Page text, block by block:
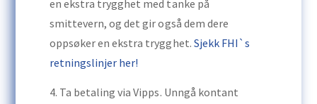
en ekstra trygghet med tanke på
smittevern, og det gir også dem dere
oppsøker en ekstra trygghet. Sjekk FHI`s
retningslinjer her!
4. Ta betaling via Vipps. Unngå kontant